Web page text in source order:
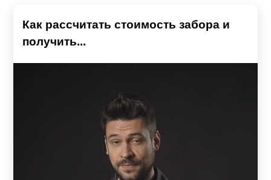
Как рассчитать стоимость забора и
получить...